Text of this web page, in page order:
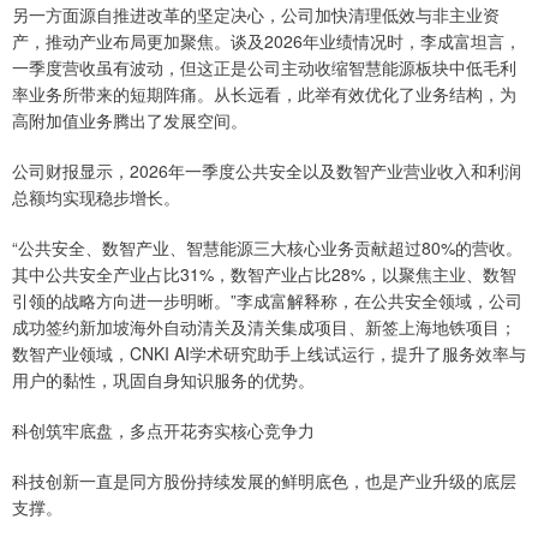
另一方面源自推进改革的坚定决心，公司加快清理低效与非主业资
产，推动产业布局更加聚焦。谈及2026年业绩情况时，李成富坦言，
一季度营收虽有波动，但这正是公司主动收缩智慧能源板块中低毛利
率业务所带来的短期阵痛。从长远看，此举有效优化了业务结构，为
高附加值业务腾出了发展空间。
公司财报显示，2026年一季度公共安全以及数智产业营业收入和利润
总额均实现稳步增长。
“公共安全、数智产业、智慧能源三大核心业务贡献超过80%的营收。
其中公共安全产业占比31%，数智产业占比28%，以聚焦主业、数智
引领的战略方向进一步明晰。”李成富解释称，在公共安全领域，公司
成功签约新加坡海外自动清关及清关集成项目、新签上海地铁项目；
数智产业领域，CNKI AI学术研究助手上线试运行，提升了服务效率与
用户的黏性，巩固自身知识服务的优势。
科创筑牢底盘，多点开花夯实核心竞争力
科技创新一直是同方股份持续发展的鲜明底色，也是产业升级的底层
支撑。